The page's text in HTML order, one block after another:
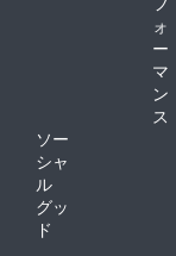
ォ
ー
マ
ン
ス
ソー
シャ
ル
グッ
ド